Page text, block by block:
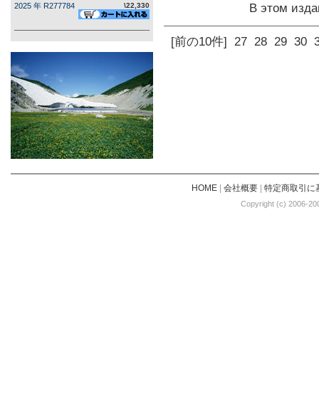
2025 年 R277784
\22,330 В этом
[前の10件] 27 28 29 30
HOME| 会社概要| 特定商取引に
Copyright (c) 2006-